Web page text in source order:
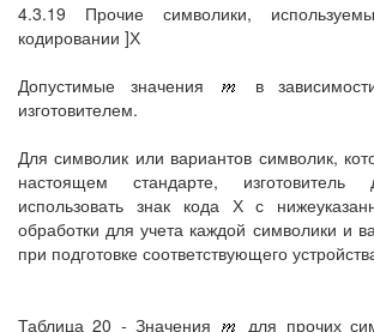
4.3.19 Прочие символики,
кодировании ]Х
Допустимые значения
в
изготовителем.
Для символик или вариантов символик,
настоящем стандарте, изготовитель
использовать знак кода Х с
обработки для учета каждой символики и
при подготовке соответствующего
Таблица 20 - Значения
для прочих